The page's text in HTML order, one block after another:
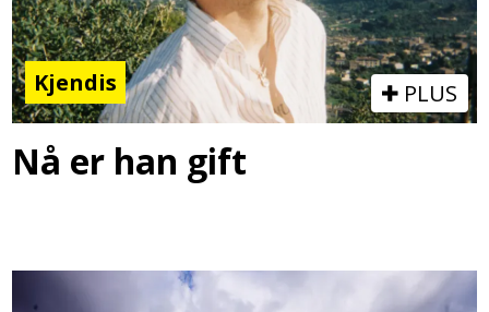
Kjendis PLUS
Nå er han gift